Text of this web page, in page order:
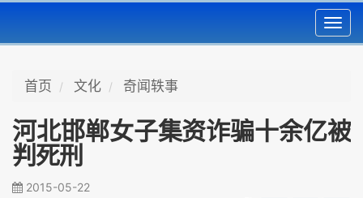
首页 文化 奇闻轶事
河北邯郸女子集资诈骗十余亿被
判死刑
2015-05-22